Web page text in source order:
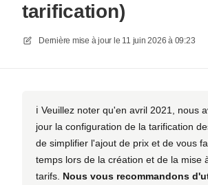
tarification)
Dernière mise à jour le 11 juin 2026 à 09:23
ℹ️ Veuillez noter qu'en avril 2021, nous
jour la configuration de la tarification
de simplifier l'ajout de prix et de vous
temps lors de la création et de la mise
tarifs. Nous vous recommandons